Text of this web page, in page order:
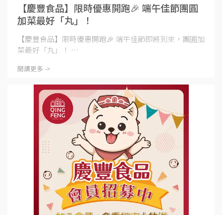
【慶豐食品】限時優惠開跑🎉 端午佳節團圓
加菜最好「丸」！
【慶豐食品】限時優惠開跑🎉 端午佳節即將到來，團圓加
菜最好「丸」！ ⋯
閱讀更多 ->